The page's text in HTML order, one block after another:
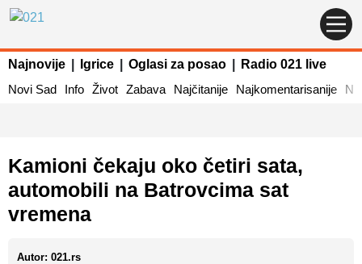
Najnovije Igrice Oglasi za posao
Radio 021 live
Novi Sad
Info Život Zabava Najčitanije Najkomentarisanije
Kamioni čekaju oko četiri sata,
automobili na Batrovcima sat
vremena
Autor: 021.rs